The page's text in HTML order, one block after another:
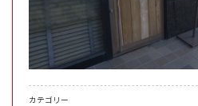
カテゴリー